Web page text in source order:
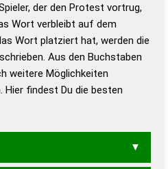
– Standardwerk in 12 Bänden
– Richtiges und gutes
– Die deutsche Grammatik
– Deutsches
der den Protest vortrug,
Wort verbleibt auf dem
Wort platziert hat, werden die
Aus den Buchstaben
weitere Möglichkeiten
Hier findest Du die besten